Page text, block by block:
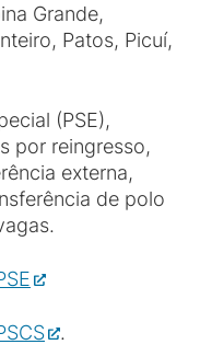
Grande,
Patos, Picuí,
(PSE),
por reingresso,
externa,
de polo
.